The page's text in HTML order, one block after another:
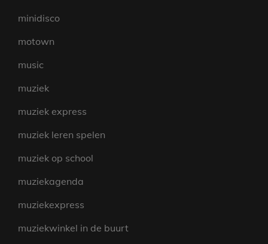
minidisco
motown
music
muziek
muziek express
muziek leren spelen
muziek op school
muziekagenda
muziekexpress
muziekwinkel in de buurt